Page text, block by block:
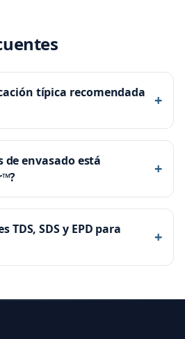
típica recomendada
+
de envasado está
+
TDS, SDS y EPD para
+